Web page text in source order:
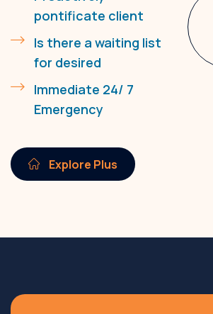
pontificate client
Is there a waiting list
for desired
Immediate 24/ 7
Emergency
Explore Plus